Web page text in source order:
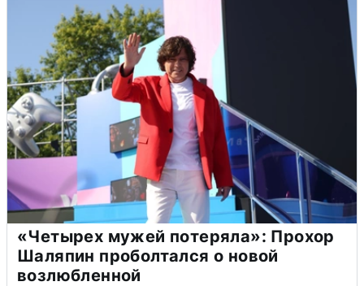
«Четырех мужей потеряла»: Прохор
Шаляпин проболтался о новой
возлюбленной